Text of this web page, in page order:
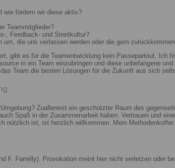
wie fördern wir diese aktiv?
Teammitglieder?
, Feedback- und Streitkultur?
die uns verlassen werden oder die gern
gibt es für die Teamentwicklung kein Passepartout.
in ein Team einzubringen und diese unbefangene
Team die besten Lösungen für die Zukunft aus sich
Zuallererst ein geschützter Raum des
Spaß in der Zusammenarbeit haben. Vertrauen und
nützlich ist, ist herzlich willkommen. Mein
F. Farrelly). Provokation meint hier nicht verletzen oder